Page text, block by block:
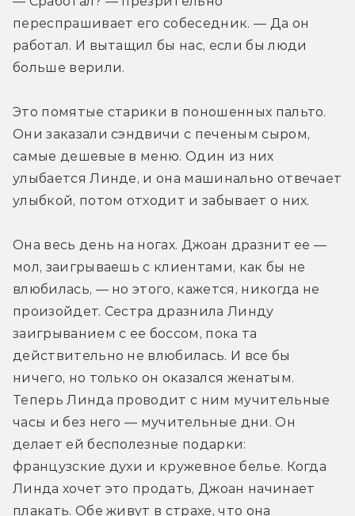
переспрашивает его собеседник. — Да он
работал. И вытащил бы нас, если бы люди
больше верили.
Это помятые старики в поношенных пальто.
Они заказали сэндвичи с печеным сыром,
самые дешевые в меню. Один из них
улыбается Линде, и она машинально отвечает
улыбкой, потом отходит и забывает о них.
Она весь день на ногах. Джоан дразнит ее —
мол, заигрываешь с клиентами, как бы не
влюбилась, — но этого, кажется, никогда не
произойдет. Сестра дразнила Линду
заигрыванием с ее боссом, пока та
действительно не влюбилась. И все бы
ничего, но только он оказался женатым.
Теперь Линда проводит с ним мучительные
часы и без него — мучительные дни. Он
делает ей бесполезные подарки:
французские духи и кружевное белье. Когда
Линда хочет это продать, Джоан начинает
плакать. Обе живут в страхе, что она